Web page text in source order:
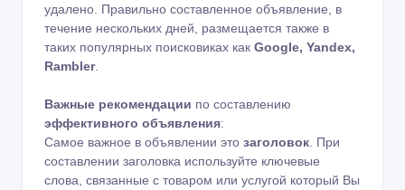
удалено. Правильно составленное объявление, в
течение нескольких дней, размещается также в
таких популярных поисковиках как Google, Yandex,
Rambler.
Важные рекомендации по составлению
эффективного объявления:
Самое важное в объявлении это заголовок . При
составлении заголовка используйте ключевые
слова, связанные с товаром или услугой который Вы